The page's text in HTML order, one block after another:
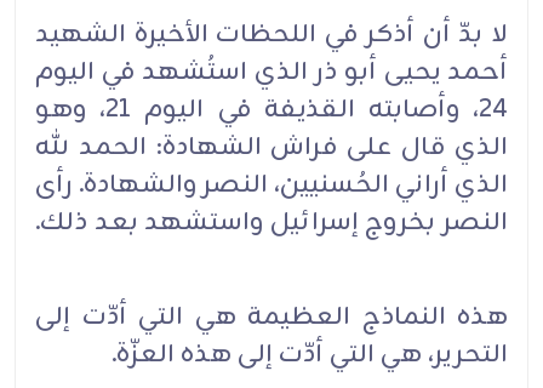
لا بدّ أن أذكر في اللحظات الأخيرة الشهيد
أحمد يحيى أبو ذر الذي استُشهد في اليوم
24، وأصابته القذيفة في ‏اليوم 21، وهو
الذي قال على فراش الشهادة: الحمد لله
الذي أراني الحُسنيين، النصر والشهادة. رأى
النصر ‏بخروج إسرائيل واستشهد بعد ذلك.
هذه النماذج العظيمة هي التي أدّت إلى
التحرير، هي التي أدّت إلى هذه العزّة.‏